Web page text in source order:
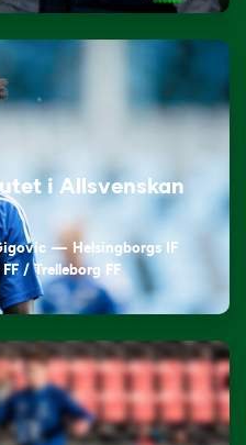
i Allsvenskan
— Helsingborgs IF
/ Trelleborg FF